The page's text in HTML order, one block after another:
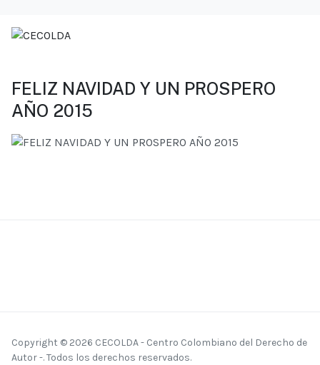
FELIZ NAVIDAD Y UN PROSPERO
AÑO 2015
Copyright © 2026 CECOLDA - Centro Colombiano del Derecho de
Autor -. Todos los derechos reservados.